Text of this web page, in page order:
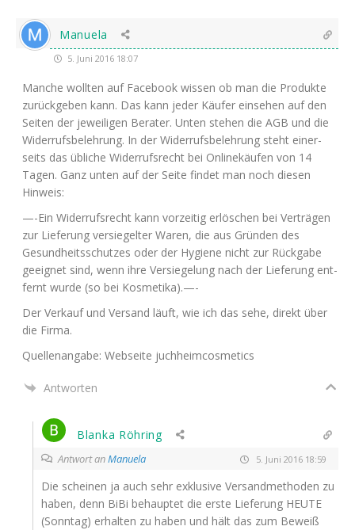
Manuela
5. Juni 2016 18:07
Man­che woll­ten auf Face­book wis­sen ob man die Pro­duk­te
zurück­ge­ben kann. Das kann jeder Käu­fer ein­se­hen auf den
Sei­ten der jewei­li­gen Bera­ter. Unten ste­hen die AGB und die
Wider­rufs­be­leh­rung. In der Wider­rufs­be­leh­rung steht einer­
seits das übli­che Wider­rufs­recht bei Online­käu­fen von 14
Tagen. Ganz unten auf der Sei­te fin­det man noch die­sen
Hinweis:
—-Ein Wider­rufs­recht kann vor­zei­tig erlö­schen bei Ver­trä­gen
zur Lie­fe­rung ver­sie­gel­ter Waren, die aus Grün­den des
Gesund­heits­schut­zes oder der Hygie­ne nicht zur Rück­ga­be
geeig­net sind, wenn ihre Ver­sie­ge­lung nach der Lie­fe­rung ent­
fernt wur­de (so bei Kosmetika).—-
Der Ver­kauf und Ver­sand läuft, wie ich das sehe, direkt über
die Firma.
Quel­len­an­ga­be: Web­sei­te juchheimcosmetics
Antworten
Blanka Röhring
Antwort anManuela 5. Juni 2016 18:59
Die schei­nen ja auch sehr exklu­si­ve Ver­sand­me­tho­den zu
haben, denn BiBi behaup­tet die ers­te Lie­fe­rung HEUTE
(Sonn­tag) erhal­ten zu haben und hält das zum Beweiß